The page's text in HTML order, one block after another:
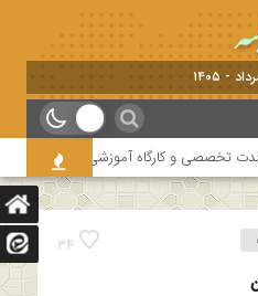
و کارگاه آموزشی کلام امامیه
34